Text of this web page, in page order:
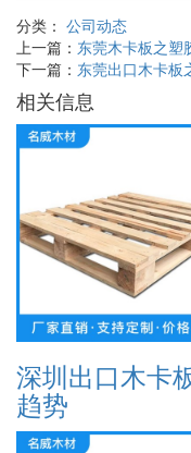
分类： 公司动态
上一篇： 东莞木卡板之塑
下一篇： 东莞出口木卡板
相关信息
深圳出口木卡
趋势